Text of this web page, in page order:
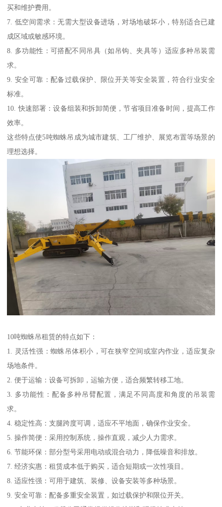
买和维护费用。
7. 低空间需求：无需大型设备进场，对场地破坏小，特别适合已建
成区域或敏感环境。
8. 多功能性：可搭配不同吊具（如吊钩、夹具等）适应多种吊装需
求。
9. 安全可靠：配备过载保护、限位开关等安全装置，符合行业安全
标准。
10. 快速部署：设备组装和拆卸简便，节省项目准备时间，提高工作
效率。
这些特点使5吨蜘蛛吊成为城市建筑、工厂维护、展览布置等场景的
理想选择。
10吨蜘蛛吊租赁的特点如下：
1. 灵活性强：蜘蛛吊体积小，可在狭窄空间或室内作业，适应复杂
场地条件。
2. 便于运输：设备可拆卸，运输方便，适合频繁转移工地。
3. 多功能性：配备多种吊臂配置，满足不同高度和角度的吊装需
求。
4. 稳定性高：支腿跨度可调，适应不平地面，确保作业安全。
5. 操作简便：采用控制系统，操作直观，减少人力需求。
6. 节能环保：部分型号采用电动或混合动力，降低噪音和排放。
7. 经济实惠：租赁成本低于购买，适合短期或一次性项目。
8. 适应性强：可用于建筑、装修、设备安装等多种场景。
9. 安全可靠：配备多重安全装置，如过载保护和限位开关。